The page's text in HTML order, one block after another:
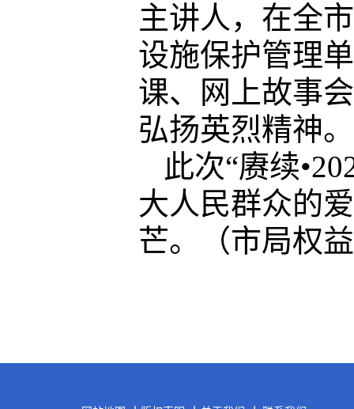
主讲人，在全
设施保护管理
课、网上故事
弘扬英烈精神。
此次“赓续•
大人民群众的
芒。（市局权